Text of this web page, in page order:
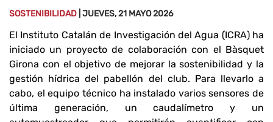
SOSTENIBILIDAD | JUEVES, 21 MAYO 2026
El Instituto Catalán de Investigación del Agua (ICRA) ha
iniciado un proyecto de colaboración con el Bàsquet
Girona con el objetivo de mejorar la sostenibilidad y la
gestión hídrica del pabellón del club. Para llevarlo a
cabo, el equipo técnico ha instalado varios sensores de
última generación, un caudalímetro y un